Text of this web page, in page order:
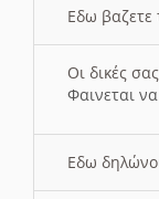
Εδω βαζετε
Οι δικές
Φαινεται
Εδω